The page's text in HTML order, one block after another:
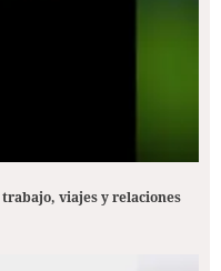
viajes y relaciones